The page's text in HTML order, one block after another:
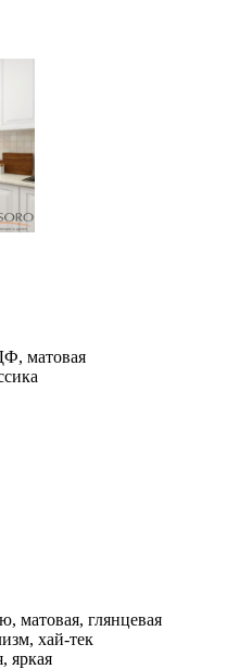
матовая
матовая, глянцевая
хай-тек
яркая